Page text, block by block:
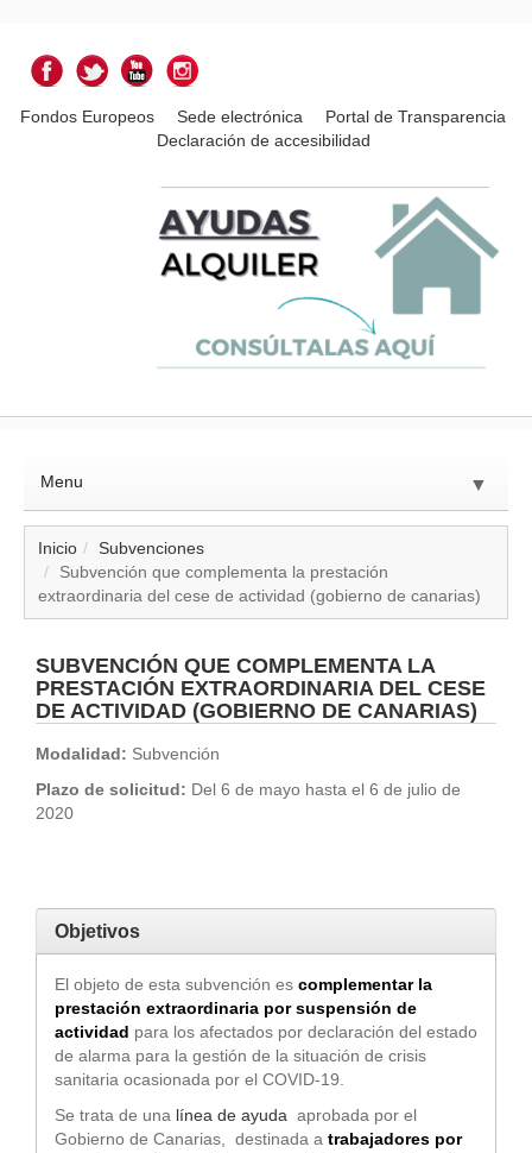
Fondos Europeos Sede electrónica
Portal de Transparencia
Declaración de accesibilidad
Menu ▼
▼
▼
▼
Inicio
Subvenciones
Subvención que complementa la prestación
extraordinaria del cese de actividad (gobierno de canarias)
SUBVENCIÓN QUE COMPLEMENTA LA
PRESTACIÓN EXTRAORDINARIA DEL CESE
DE ACTIVIDAD (GOBIERNO DE CANARIAS)
Modalidad: Subvención
Plazo de solicitud: Del 6 de mayo hasta el 6 de julio de
2020
Objetivos
El objeto de esta subvención es complementar la
prestación extraordinaria por suspensión de
actividad para los afectados por declaración del estado
de alarma para la gestión de la situación de crisis
sanitaria ocasionada por el COVID-19.
Se trata de una línea de ayuda aprobada por el
Gobierno de Canarias, destinada a trabajadores por